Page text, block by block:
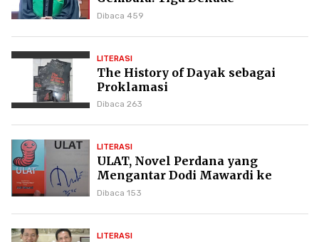
Kepemimpinan Pdt. Dr. Yulius
Dibaca 459
LITERASI
The History of Dayak sebagai
Proklamasi
Dibaca 263
LITERASI
ULAT, Novel Perdana yang
Mengantar Dodi Mawardi ke
Puncak Karier Kepenulisan
Dibaca 153
LITERASI